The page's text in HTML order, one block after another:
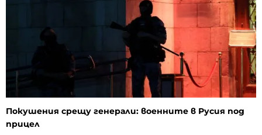
Покушения срещу генерали: военните в Русия под
прицел